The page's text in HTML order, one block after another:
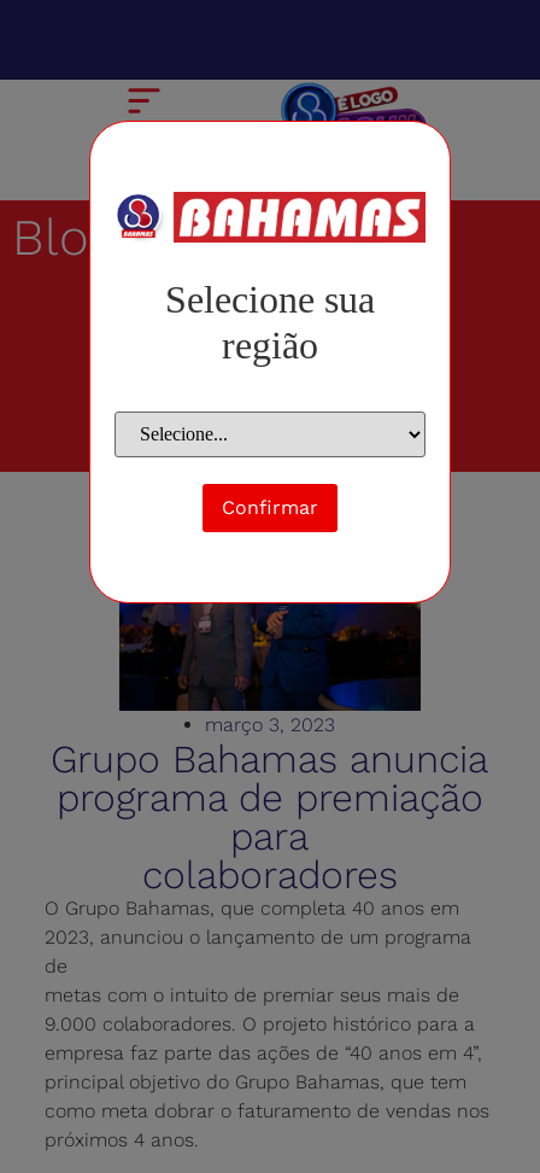
Selecione sua
região
Confirmar
Blog
março 3, 2023
Grupo Bahamas anuncia
programa de premiação
para
colaboradores
O Grupo Bahamas, que completa 40 anos em
2023, anunciou o lançamento de um programa
de
metas com o intuito de premiar seus mais de
9.000 colaboradores. O projeto histórico para a
empresa faz parte das ações de “40 anos em 4”,
principal objetivo do Grupo Bahamas, que tem
como meta dobrar o faturamento de vendas nos
próximos 4 anos.